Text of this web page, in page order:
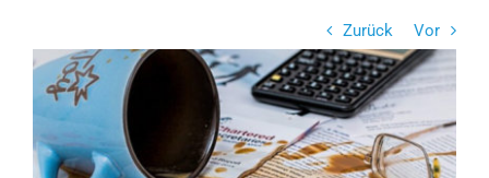
Zurück
Vor
Zeige
grösseres